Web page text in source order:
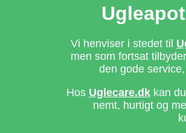
Vi henviser i stedet til
men som fortsat
den gode
Hos Uglecare.dkkan du
nemt, hurtigt og